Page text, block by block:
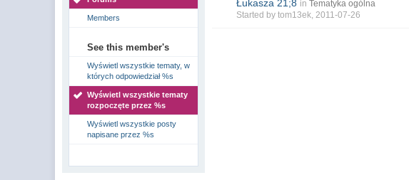
Members
See this member's
Wyświetl wszystkie tematy, w
których odpowiedział %s
Wyświetl wszystkie tematy
rozpoczęte przez %s
Wyświetl wszystkie posty
napisane przez %s
Łukasza 21;8 in Tematyka ogólna
Started bytom13ek, 2011-07-26